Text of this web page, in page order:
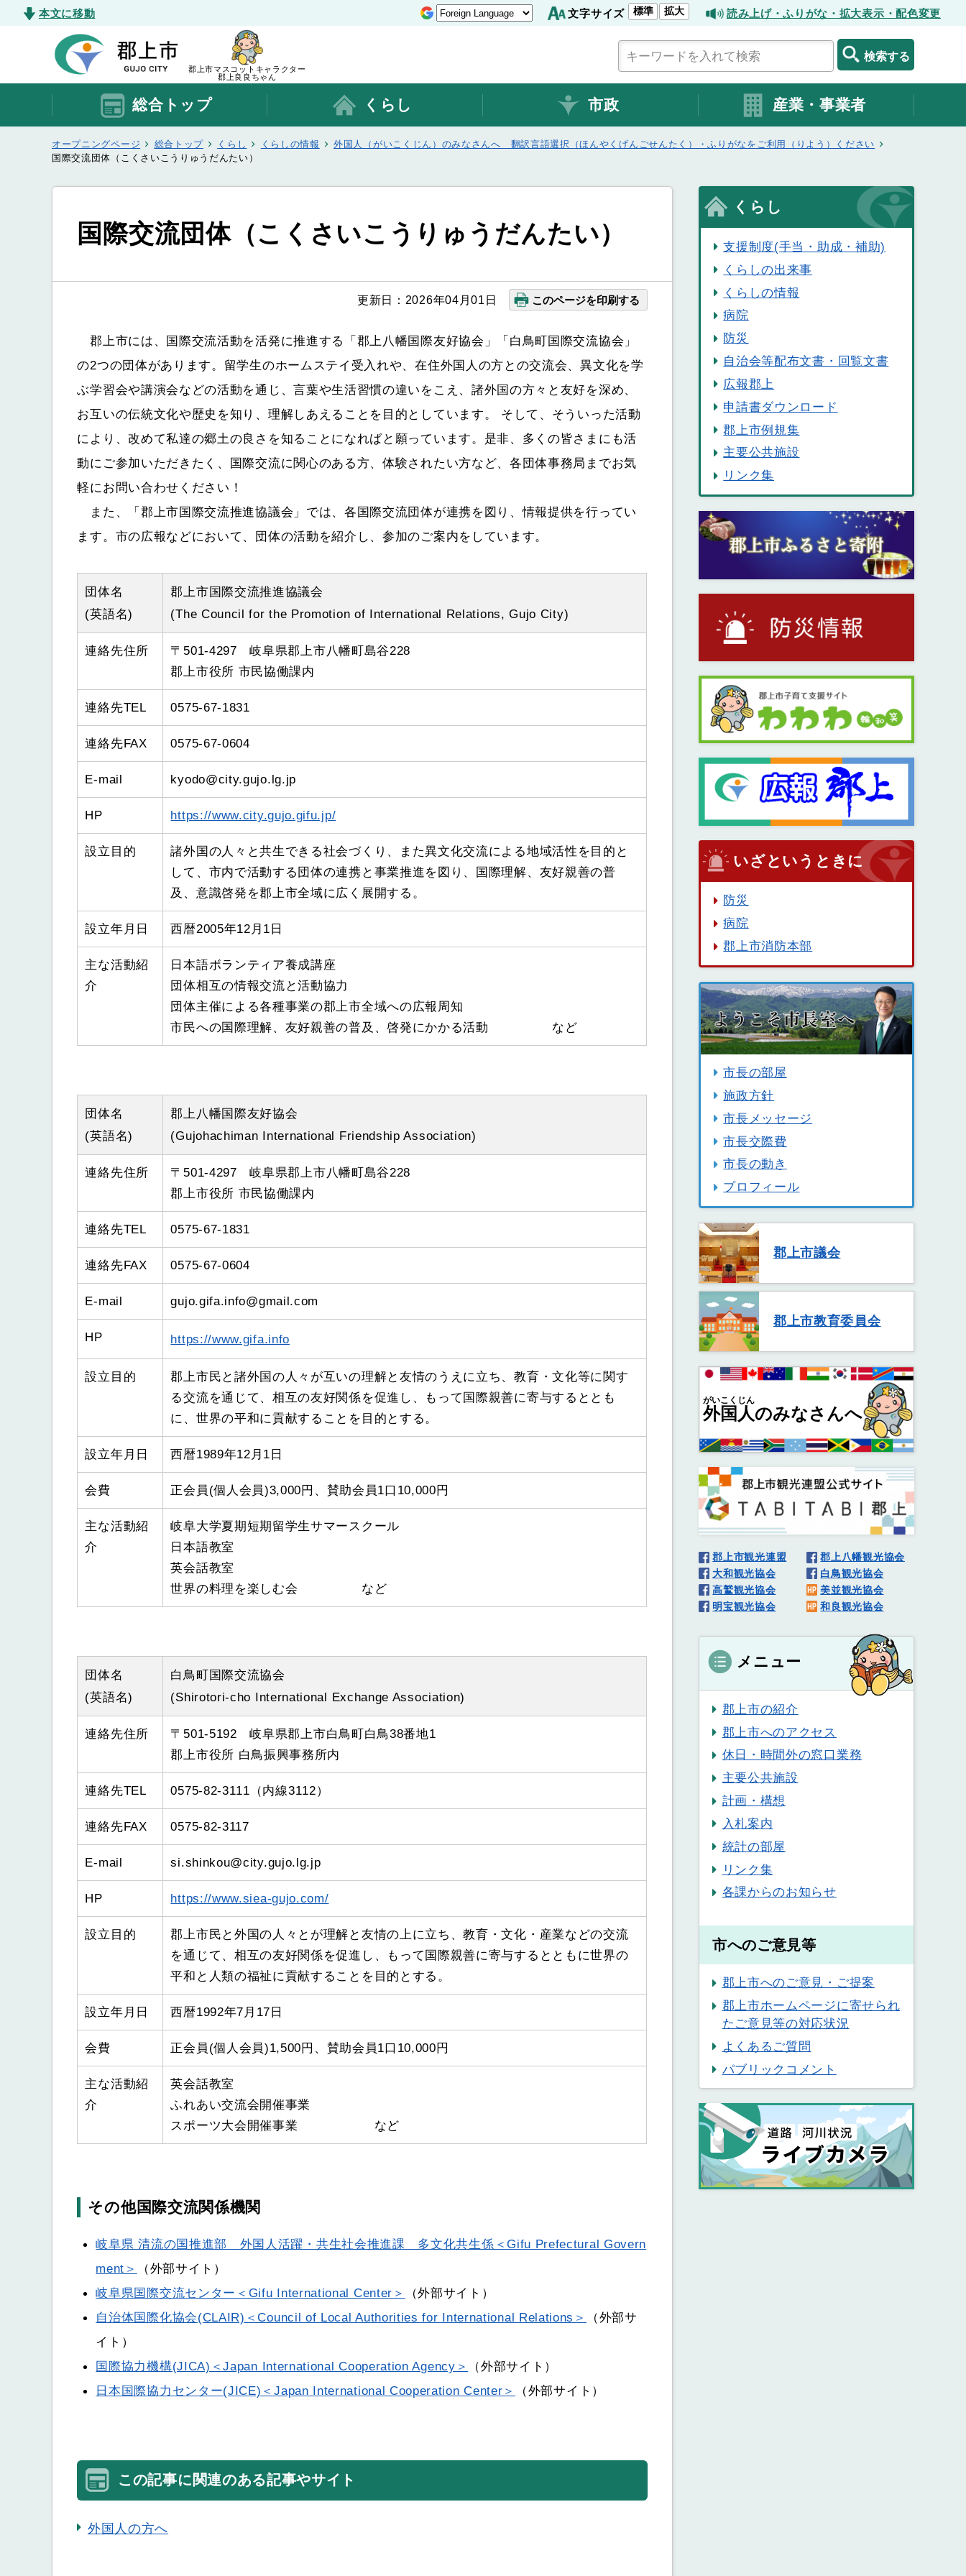
本文に移動 文字サイズ 標準 拡大 読み上げ・ふりがな・拡大表示・配色変更
郡上市マスコットキャラクター
郡上良良ちゃん
検索する
総合トップ くらし 市政 産業・事業者
オープニングページ 総合トップ くらし くらしの情報
外国人（がいこくじん）のみなさんへ 翻訳言語選択（ほんやくげんごせんたく）・ふりがなをご利用（りよう）ください
国際交流団体（こくさいこうりゅうだんたい）
国際交流団体（こくさいこうりゅうだんたい）
更新日：2026年04月01日 このページを印刷する
郡上市には、国際交流活動を活発に推進する「郡上八幡国際友好協会」「白鳥町国際交流協会」
の2つの団体があります。留学生のホームステイ受入れや、在住外国人の方との交流会、異文化を学
ぶ学習会や講演会などの活動を通じ、言葉や生活習慣の違いをこえ、諸外国の方々と友好を深め、
お互いの伝統文化や歴史を知り、理解しあえることを目的としています。 そして、そういった活動
により、改めて私達の郷土の良さを知ることになればと願っています。是非、多くの皆さまにも活
動にご参加いただきたく、国際交流に関心のある方、体験されたい方など、各団体事務局までお気
軽にお問い合わせください！
また、「郡上市国際交流推進協議会」では、各国際交流団体が連携を図り、情報提供を行ってい
ます。市の広報などにおいて、団体の活動を紹介し、参加のご案内をしています。
団体名
(英語名)
郡上市国際交流推進協議会
(The Council for the Promotion of International Relations, Gujo City)
連絡先住所
〒501-4297 岐阜県郡上市八幡町島谷228
郡上市役所 市民協働課内
連絡先TEL 0575-67-1831
連絡先FAX 0575-67-0604
E-mail kyodo@city.gujo.lg.jp
HP https://www.city.gujo.gifu.jp/
設立目的
諸外国の人々と共生できる社会づくり、また異文化交流による地域活性を目的と
して、市内で活動する団体の連携と事業推進を図り、国際理解、友好親善の普
及、意識啓発を郡上市全域に広く展開する。
設立年月日 西暦2005年12月1日
主な活動紹
介
日本語ボランティア養成講座
団体相互の情報交流と活動協力
団体主催による各種事業の郡上市全域への広報周知
市民への国際理解、友好親善の普及、啓発にかかる活動 など
団体名
(英語名)
郡上八幡国際友好協会
(Gujohachiman International Friendship Association)
連絡先住所
〒501-4297 岐阜県郡上市八幡町島谷228
郡上市役所 市民協働課内
連絡先TEL 0575-67-1831
連絡先FAX 0575-67-0604
E-mail gujo.gifa.info@gmail.com
HP https://www.gifa.info
設立目的
郡上市民と諸外国の人々が互いの理解と友情のうえに立ち、教育・文化等に関す
る交流を通じて、相互の友好関係を促進し、もって国際親善に寄与するととも
に、世界の平和に貢献することを目的とする。
設立年月日 西暦1989年12月1日
会費 正会員(個人会員)3,000円、賛助会員1口10,000円
主な活動紹
介
岐阜大学夏期短期留学生サマースクール
日本語教室
英会話教室
世界の料理を楽しむ会 など
団体名
(英語名)
白鳥町国際交流協会
(Shirotori-cho International Exchange Association)
連絡先住所
〒501-5192 岐阜県郡上市白鳥町白鳥38番地1
郡上市役所 白鳥振興事務所内
連絡先TEL 0575-82-3111（内線3112）
連絡先FAX 0575-82-3117
E-mail si.shinkou@city.gujo.lg.jp
HP https://www.siea-gujo.com/
設立目的
郡上市民と外国の人々とが理解と友情の上に立ち、教育・文化・産業などの交流
を通じて、相互の友好関係を促進し、もって国際親善に寄与するとともに世界の
平和と人類の福祉に貢献することを目的とする。
設立年月日 西暦1992年7月17日
会費 正会員(個人会員)1,500円、賛助会員1口10,000円
主な活動紹
介
英会話教室
ふれあい交流会開催事業
スポーツ大会開催事業 など
その他国際交流関係機関
岐阜県 清流の国推進部 外国人活躍・共生社会推進課 多文化共生係＜Gifu Prefectural Govern
ment＞
（外部サイト）
岐阜県国際交流センター＜Gifu International Center＞
（外部サイト）
自治体国際化協会(CLAIR)＜Council of Local Authorities for International Relations＞
（外部サ
イト）
国際協力機構(JICA)＜Japan International Cooperation Agency＞
（外部サイト）
日本国際協力センター(JICE)＜Japan International Cooperation Center＞
（外部サイト）
この記事に関連のある記事やサイト
外国人の方へ
くらし
支援制度(手当・助成・補助)
くらしの出来事
くらしの情報
病院
防災
自治会等配布文書・回覧文書
広報郡上
申請書ダウンロード
郡上市例規集
主要公共施設
リンク集
いざというときに
防災
病院
郡上市消防本部
市長の部屋
施政方針
市長メッセージ
市長交際費
市長の動き
プロフィール
郡上市議会
郡上市教育委員会
外国人
がいこくじん
のみなさんへ
郡上市観光連盟
郡上八幡観光協会
大和観光協会
白鳥観光協会
高鷲観光協会
美並観光協会
明宝観光協会
和良観光協会
メニュー
郡上市の紹介
郡上市へのアクセス
休日・時間外の窓口業務
主要公共施設
計画・構想
入札案内
統計の部屋
リンク集
各課からのお知らせ
市へのご意見等
郡上市へのご意見・ご提案
郡上市ホームページに寄せられ
たご意見等の対応状況
よくあるご質問
パブリックコメント